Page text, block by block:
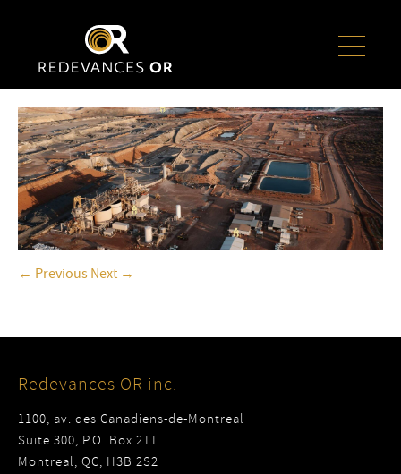
← Previous Next →
Redevances OR inc.
1100, av. des Canadiens-de-Montreal
Suite 300, P.O. Box 211
Montreal, QC, H3B 2S2